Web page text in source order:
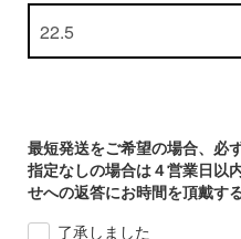
最短発送をご希望の場合、必
指定なしの場合は４営業日以
せへの返答にお時間を頂戴す
了承しました